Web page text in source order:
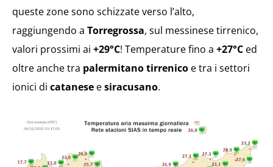
queste zone sono schizzate verso l’alto,
raggiungendo a Torregrossa, sul messinese tirrenico,
valori prossimi ai +29°C! Temperature fino a +27°C ed
oltre anche tra palermitano tirrenico e tra i settori
ionici di catanese esiracusano.